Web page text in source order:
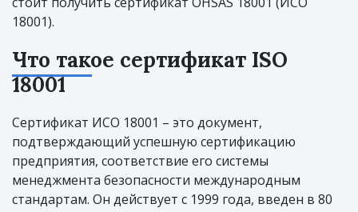
18001).
Что такое сертификат ISO
18001
Сертификат ИСО 18001 – это документ,
подтверждающий успешную сертификацию
предприятия, соответствие его системы
менеджмента безопасности международным
стандартам. Он действует с 1999 года, введен в 80